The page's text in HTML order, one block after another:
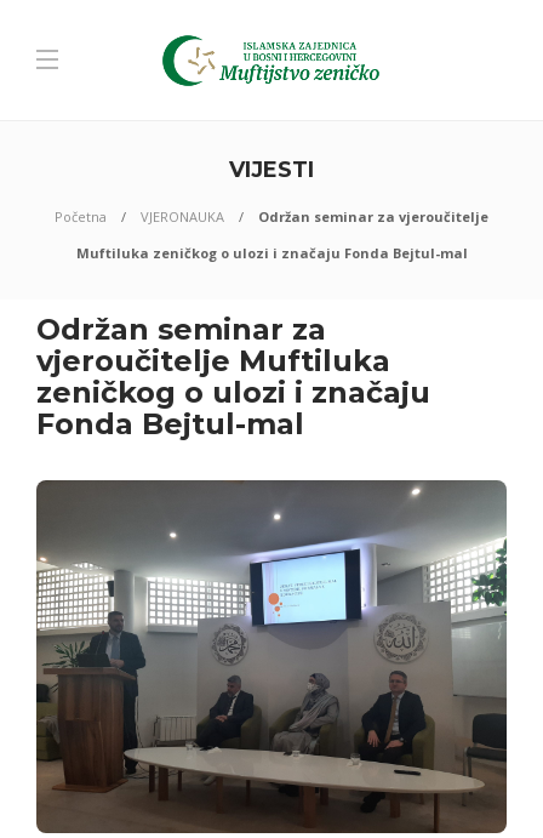
VIJESTI
Početna VJERONAUKA
Održan seminar za vjeroučitelje
Muftiluka zeničkog o ulozi i značaju Fonda Bejtul-mal
Održan seminar za
vjeroučitelje Muftiluka
zeničkog o ulozi i značaju
Fonda Bejtul-mal